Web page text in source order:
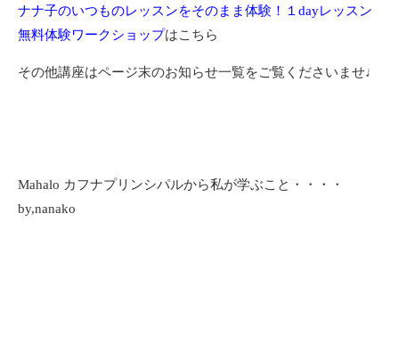
ナナ子のいつものレッスンをそのまま体験！１dayレッスン
無料体験ワークショップはこちら
その他講座はページ末のお知らせ一覧をご覧くださいませ♩
Mahalo カフナプリンシパルから私が学ぶこと・・・・
by,nanako